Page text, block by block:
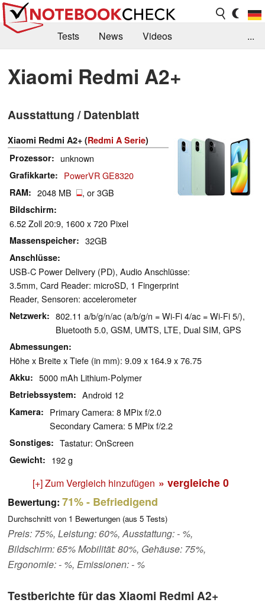
Tests News
Videos
Kaufberatung
Deals Suche
Forum
...
Xiaomi Redmi A2+
Ausstattung / Datenblatt
Xiaomi Redmi A2+ (Redmi A Serie)
Prozessor
unknown
Grafikkarte PowerVR GE8320
RAM 2048 MB , or 3GB
Bildschirm
6.52 Zoll 20:9, 1600 x 720 Pixel
Massenspeicher 32GB
Anschlüsse
USB-C Power Delivery (PD), Audio Anschlüsse:
3.5mm, Card Reader: microSD, 1 Fingerprint
Reader, Sensoren: accelerometer
Netzwerk
802.11 a/b/g/n/ac (a/b/g/n = Wi-Fi 4/ac = Wi-Fi 5/),
Bluetooth 5.0, GSM, UMTS, LTE, Dual SIM, GPS
Abmessungen
Höhe x Breite x Tiefe (in mm): 9.09 x 164.9 x 76.75
Akku 5000 mAh Lithium-Polymer
Betriebssystem Android 12
Kamera
Primary Camera: 8 MPix f/2.0
Secondary Camera: 5 MPix f/2.2
Sonstiges Tastatur: OnScreen
Gewicht 192 g
[+] Zum Vergleich hinzufügen » vergleiche 0
Bewertung: 71%- Befriedigend
Durchschnitt von 1 Bewertungen (aus 5 Tests)
Preis: 75%, Leistung: 60%, Ausstattung: - %,
Bildschirm: 65% Mobilität: 80%, Gehäuse: 75%,
Ergonomie: - %, Emissionen: - %
Testberichte für das Xiaomi Redmi A2+